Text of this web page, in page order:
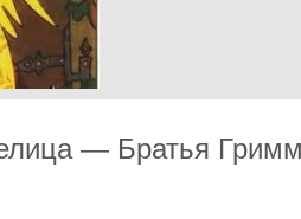
— Братья